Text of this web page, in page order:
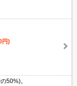
円)
50%)。